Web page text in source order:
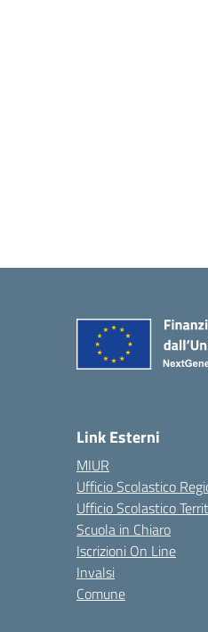
Link Esterni
MIUR
Ufficio Scolastico
Ufficio Scolastico
Scuola in Chiaro
Iscrizioni On Line
Invalsi
Comune